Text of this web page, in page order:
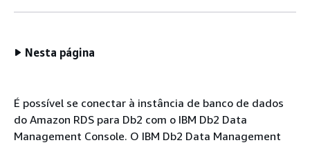
Nesta página
É possível se conectar à instância de banco de dados
do Amazon RDS para Db2 com o IBM Db2 Data
Management Console. O IBM Db2 Data Management